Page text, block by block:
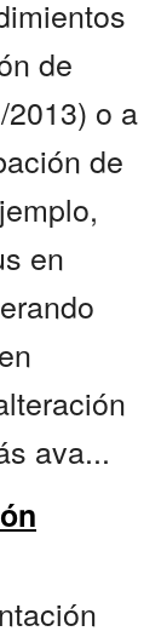
de
o a
de
en
ava...